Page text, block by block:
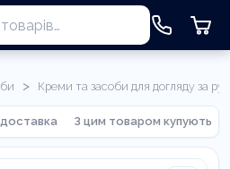
> Креми та засоби для догляду за
З цим товаром купують